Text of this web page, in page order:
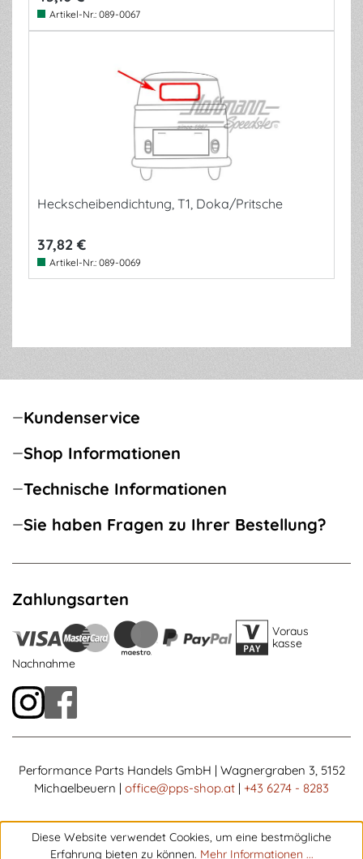
Artikel-Nr.: 089-0067
Heckscheibendichtung, T1, Doka/Pritsche
37,82 €
Artikel-Nr.: 089-0069
Kundenservice
Shop Informationen
Technische Informationen
Sie haben Fragen zu Ihrer Bestellung?
Zahlungsarten
Voraus
kasse
Nachnahme
Performance Parts Handels GmbH | Wagnergraben 3, 5152
Michaelbeuern | office@pps-shop.at | +43 6274 - 8283
Diese Website verwendet Cookies, um eine bestmögliche
Erfahrung bieten zu können. Mehr Informationen ...